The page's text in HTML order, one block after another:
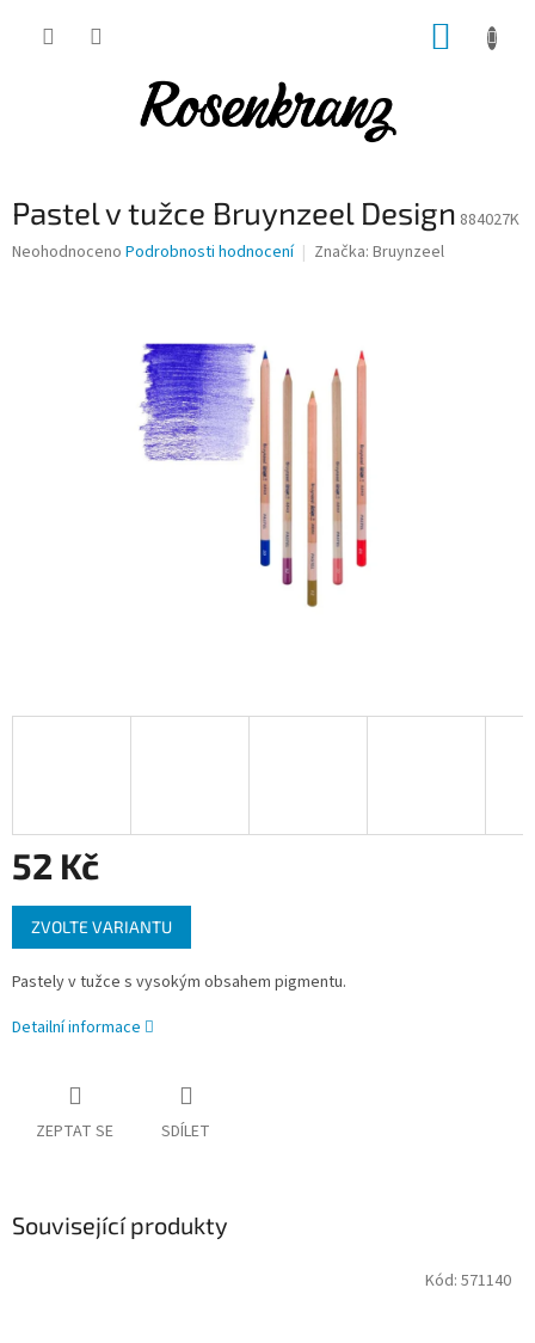
Pastel v tužce Bruynzeel Design 884027K
Průměrné
Neohodnoceno Podrobnosti hodnocení Značka: Bruynzeel
52 Kč
Měrná
cena:
ZVOLTE VARIANTU
Pastely v tužce s vysokým obsahem pigmentu.
Detailní informace
ZEPTAT SE SDÍLET
Související produkty
Kód: 571140